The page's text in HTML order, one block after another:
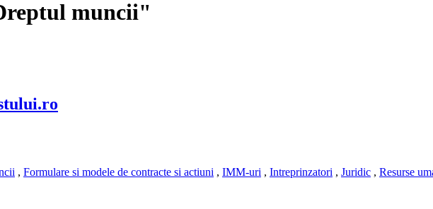
muncii"
, Formulare si modele de contracte si actiuni , IMM-uri , Intreprinzatori , Juridic , Resurse